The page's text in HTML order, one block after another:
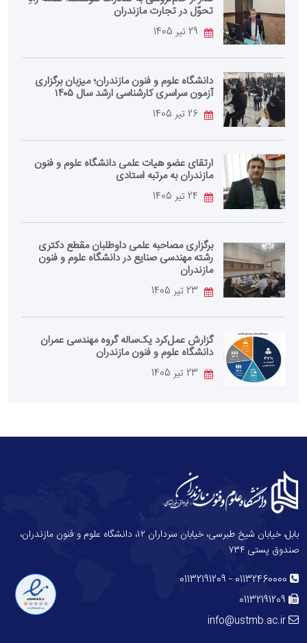
تحوّل در تجارت مازندران
دانشگاه علوم و فنون مازندران؛ میزبان برگزاری
آزمون سراسری کارشناسی‌ ارشد سال ۱۴۰۵
ارتقای عضو هیات علمی دانشگاه علوم و فنون
مازندران به مرتبه استادی
برگزاری مصاحبه علمی داوطلبان مقطع دکتری
رشته مهندسی صنایع در دانشگاه علوم و فنون
مازندران
گزارش عمل‌کرد یک‌ساله گروه مهندسی عمران
دانشگاه علوم و فنون مازندران
بابل، خیابان شیخ طبرسی، خیابان سرداران ۱۲، دانشگاه علوم و فنون مازندران،
صندوق پستی ۷۳۴
01132460000
-
01132191209
01132191209
info@ustmb.ac.ir